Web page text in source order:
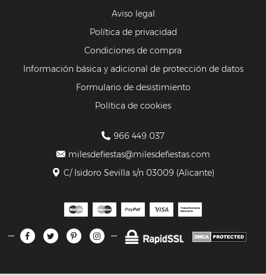
Aviso legal
Política de privacidad
Condiciones de compra
Información básica y adicional de protección de datos
Formulario de desistimiento
Política de cookies
966 449 037
milesdefiestas@milesdefiestas.com
C/ Isidoro Sevilla s/n 03009 (Alicante)